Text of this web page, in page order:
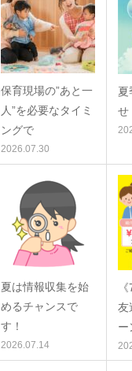
保育現場の”あと一
人”を必要なタイミ
ングで
2026.07.30
夏
せ
夏は情報収集を始
めるチャンスで
す！
2026.07.14
友
ー